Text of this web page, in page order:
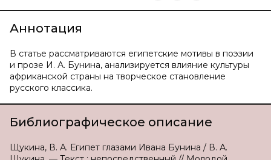
Аннотация
В статье рассматриваются египетские мотивы в поэзии
и прозе И. А. Бунина, анализируется влияние культуры
африканской страны на творческое становление
русского классика.
Библиографическое описание
Щукина, В. А. Египет глазами Ивана Бунина / В. А.